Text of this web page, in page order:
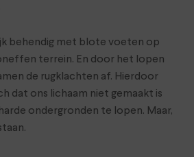
behendig met blote voeten op
terrein. En door het lopen
de rugklachten af. Hierdoor
dat ons lichaam niet gemaakt is
ondergronden te lopen. Maar,